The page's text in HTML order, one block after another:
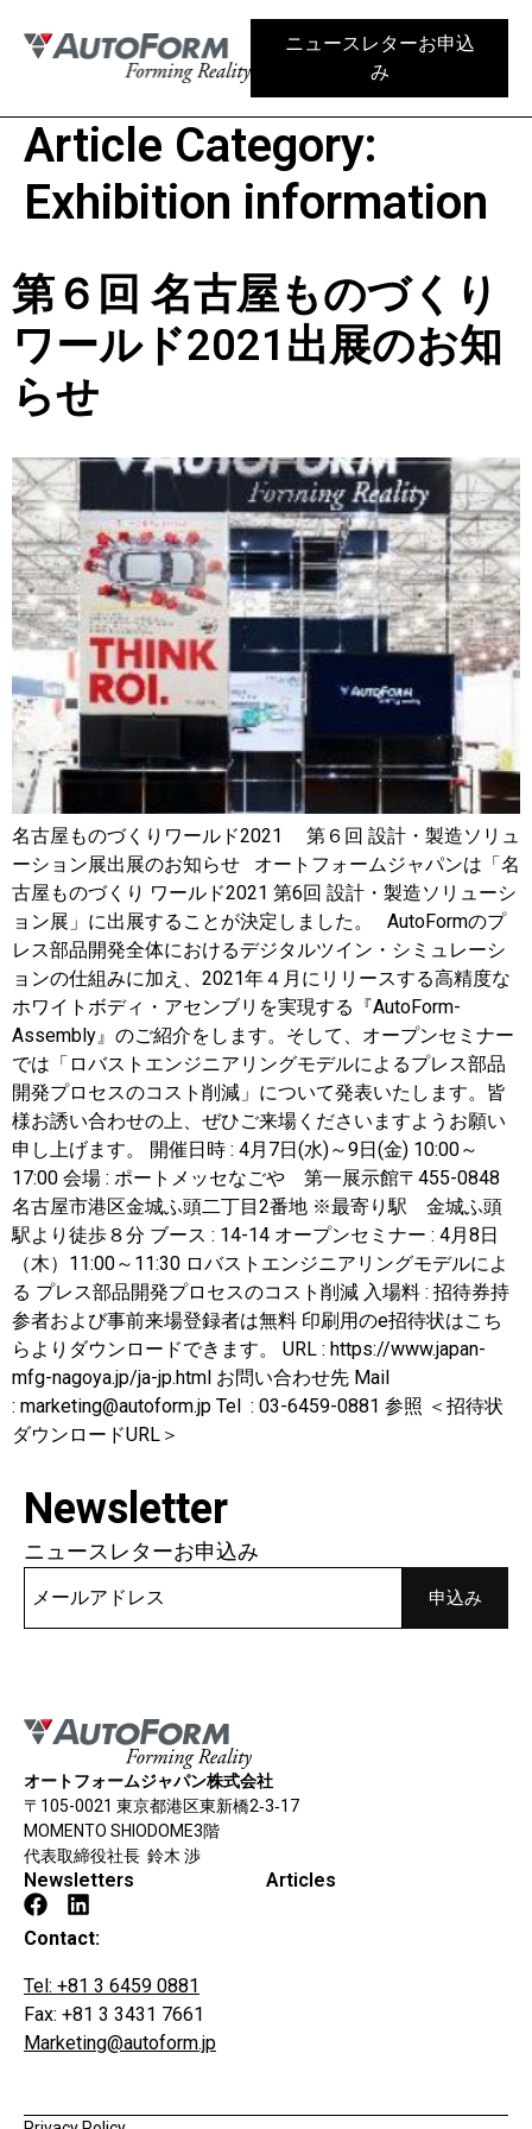
ニュースレターお申込
み
Article Category:
Exhibition information
第６回 名古屋ものづくり
ワールド2021出展のお知
らせ
名古屋ものづくりワールド2021 第６回 設計・製造ソリュ
ーション展出展のお知らせ オートフォームジャパンは「名
古屋ものづくり ワールド2021 第6回 設計・製造ソリューシ
ョン展」に出展することが決定しました。 AutoFormのプ
レス部品開発全体におけるデジタルツイン・シミュレーシ
ョンの仕組みに加え、2021年４月にリリースする高精度な
ホワイトボディ・アセンブリを実現する『AutoForm-
Assembly』のご紹介をします。そして、オープンセミナー
では「ロバストエンジニアリングモデルによるプレス部品
開発プロセスのコスト削減」について発表いたします。皆
様お誘い合わせの上、ぜひご来場くださいますようお願い
申し上げます。 開催日時 : 4月7日(水)～9日(金) 10:00～
17:00 会場 : ポートメッセなごや 第一展示館〒455-0848
名古屋市港区金城ふ頭二丁目2番地 ※最寄り駅 金城ふ頭
駅より徒歩８分 ブース : 14-14 オープンセミナー : 4月8日
（木）11:00～11:30 ロバストエンジニアリングモデルによ
る プレス部品開発プロセスのコスト削減 入場料 : 招待券持
参者および事前来場登録者は無料 印刷用のe招待状はこち
らよりダウンロードできます。 URL : https://www.japan-
mfg-nagoya.jp/ja-jp.html お問い合わせ先 Mail
: marketing@autoform.jp Tel : 03-6459-0881 参照 ＜招待状
ダウンロードURL＞
Newsletter
ニュースレターお申込み
オートフォームジャパン株式会社
〒105-0021 東京都港区東新橋2‐3‐17
MOMENTO SHIODOME3階
代表取締役社長 鈴木 渉
Newsletters Articles
Contact:
Tel: +81 3 6459 0881
Fax: +81 3 3431 7661
Marketing@autoform.jp